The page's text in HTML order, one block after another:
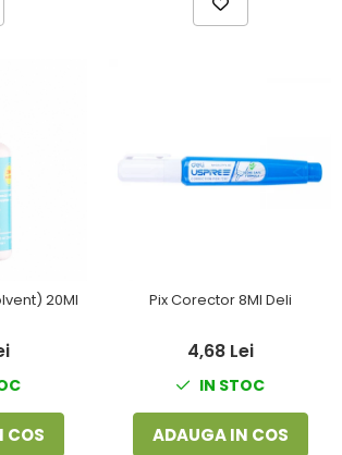
20Ml
COS
Pix Corector 8Ml Deli
4,68 Lei
IN STOC
ADAUGA IN COS